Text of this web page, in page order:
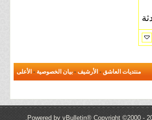
منتديات العاشق - الأرشيف - بيان الخصوصية - الأعلى
Powered by vBulletin® Copyright ©2000 -